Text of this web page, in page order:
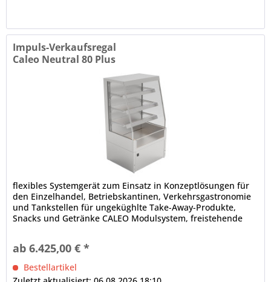
Impuls-Verkaufsregal
Caleo Neutral 80 Plus
flexibles Systemgerät zum Einsatz in Konzeptlösungen für
den Einzelhandel, Betriebskantinen, Verkehrsgastronomie
und Tankstellen für ungeküghlte Take-Away-Produkte,
Snacks und Getränke CALEO Modulsystem, freistehende
x je Etage) dicht verschweißte Innenwanne elektronische...
ab 6.425,00 € *
Bestellartikel